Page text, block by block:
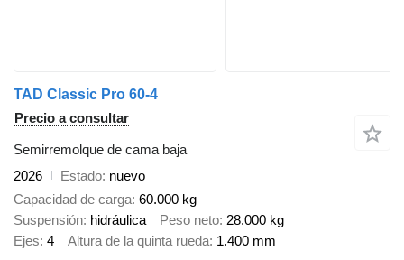
TAD Classic Pro 60-4
Precio a consultar
Semirremolque de cama baja
2026
Estado nuevo
Capacidad de carga 60.000 kg
Suspensión hidráulica Peso neto 28.000 kg
Ejes 4 Altura de la quinta rueda 1.400 mm